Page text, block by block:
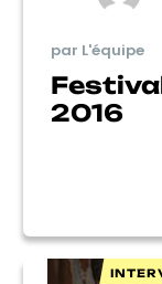
par L'équipe
2016